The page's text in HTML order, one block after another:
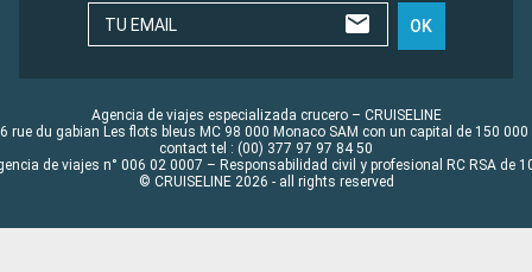
TU EMAIL OK
Agencia de viajes especializada crucero – CRUISELINE
rue du gabian Les flots bleus MC 98 000 Monaco SAM con un capital de 150 000
contact tel : (00) 377 97 97 84 50
de viajes n° 006 02 0007 – Responsabilidad civil y profesional RC RSA de
© CRUISELINE 2026 - all rights reserved